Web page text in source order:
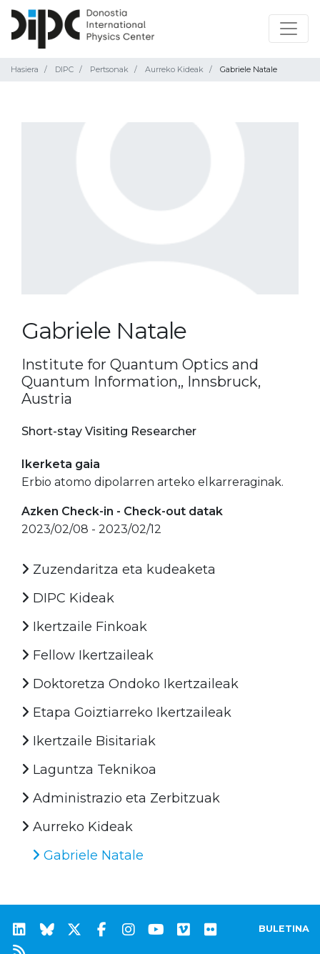
Hasiera DIPC Pertsonak Aurreko Kideak Gabriele Natale
Gabriele Natale
Institute for Quantum Optics and
Quantum Information,, Innsbruck,
Austria
Short-stay Visiting Researcher
Ikerketa gaia
Erbio atomo dipolarren arteko elkarreraginak.
Azken Check-in - Check-out datak
2023/02/08 - 2023/02/12
Zuzendaritza eta kudeaketa
DIPC Kideak
Ikertzaile Finkoak
Fellow Ikertzaileak
Doktoretza Ondoko Ikertzaileak
Etapa Goiztiarreko Ikertzaileak
Ikertzaile Bisitariak
Laguntza Teknikoa
Administrazio eta Zerbitzuak
Aurreko Kideak
Gabriele Natale
BULETINA